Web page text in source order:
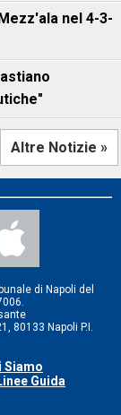
nel 4-3-
Altre Notizie »
di Napoli del
80133 Napoli P.I.
Siamo
Guida